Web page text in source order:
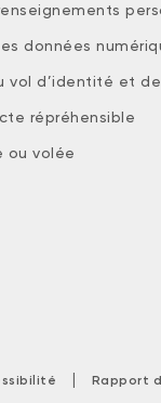
données
vol d’identité et
répréhensible
ou volée
| Rapport